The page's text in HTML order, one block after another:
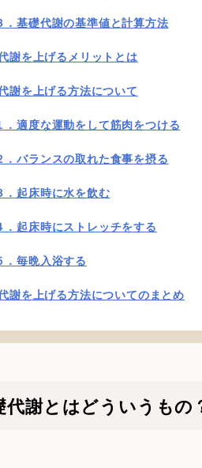
．基礎代謝の基準値と計算方法
謝を上げるメリットとは
謝を上げる方法について
．適度な運動をして筋肉をつける
．バランスの取れた食事を摂る
．起床時に水を飲む
．起床時にストレッチをする
．毎晩入浴する
謝を上げる方法についてのまとめ
代謝とはどういうもの